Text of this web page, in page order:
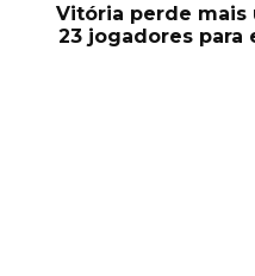
Vitória perde mais
23 jogadores para